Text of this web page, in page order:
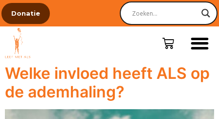
Donatie
Welke invloed heeft ALS op
de ademhaling?